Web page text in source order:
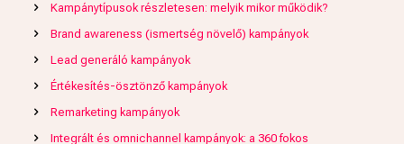
Kampánytípusok részletesen: melyik mikor működik?
Brand awareness (ismertség növelő) kampányok
Lead generáló kampányok
Értékesítés-ösztönző kampányok
Remarketing kampányok
Integrált és omnichannel kampányok: a 360 fokos